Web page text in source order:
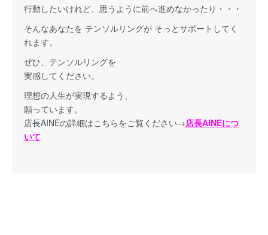
行動したいけれど、思うように前へ進めなかったり・・・
そんなあなたを テンソルリングが そっとサポートしてく
れます。
ぜひ、テンソルリングを
実感してください。
理想の人生が実現するよう、
願っています。
店長AINEの詳細はこちらをご覧ください→店長AINEにつ
いて